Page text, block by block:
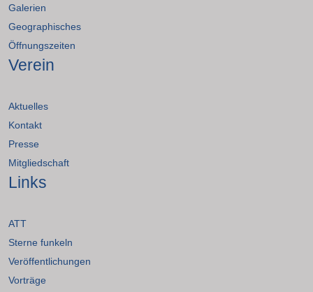
Galerien
Geographisches
Öffnungszeiten
Verein
Aktuelles
Kontakt
Presse
Mitgliedschaft
Links
ATT
Sterne funkeln
Veröffentlichungen
Vorträge